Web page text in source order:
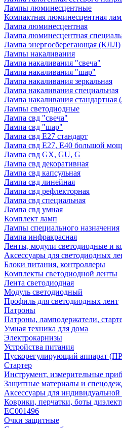
Лампы люминесцентные
Компактная люминесцентная
Лампа люминесцентная
Лампа люминесцентная
Лампа энергосберегающая (КЛЛ)
Лампы накаливания
Лампа накаливания "свеча"
Лампа накаливания "шар"
Лампа накаливания зеркальная
Лампа накаливания специальная
Лампа накаливания
Лампы светодиодные
Лампа свд "свеча"
Лампа свд "шар"
Лампа свд E27 стандарт
Лампа свд E27, Е40 большой
Лампа свд GX, GU, G
Лампа свд декоративная
Лампа свд капсульная
Лампа свд линейная
Лампа свд рефлекторная
Лампа свд специальная
Лампа свд умная
Комплект ламп
Лампы специального назначения
Лампа инфракрасная
Ленты, модули светодиодные и
Аксессуары для светодиодных
Блоки питания, контроллеры
Комплекты светодиодной ленты
Лента светодиодная
Модуль светодиодный
Профиль для светодиодных лент
Патроны
Патроны, ламподержатели,
Умная техника для дома
Электрокарнизы
Устройства питания
Пускорегулирующий аппарат
Стартер
Инструмент, измерительные
Защитные материалы и
Аксессуары для
Коврики, перчатки, боты
EC001496
Очки защитные